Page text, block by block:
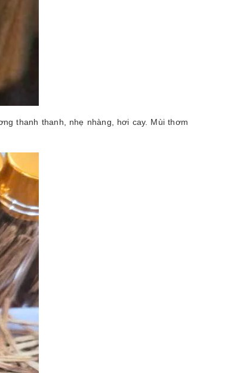
thanh thanh, nhẹ nhàng, hơi cay. Mùi thơm